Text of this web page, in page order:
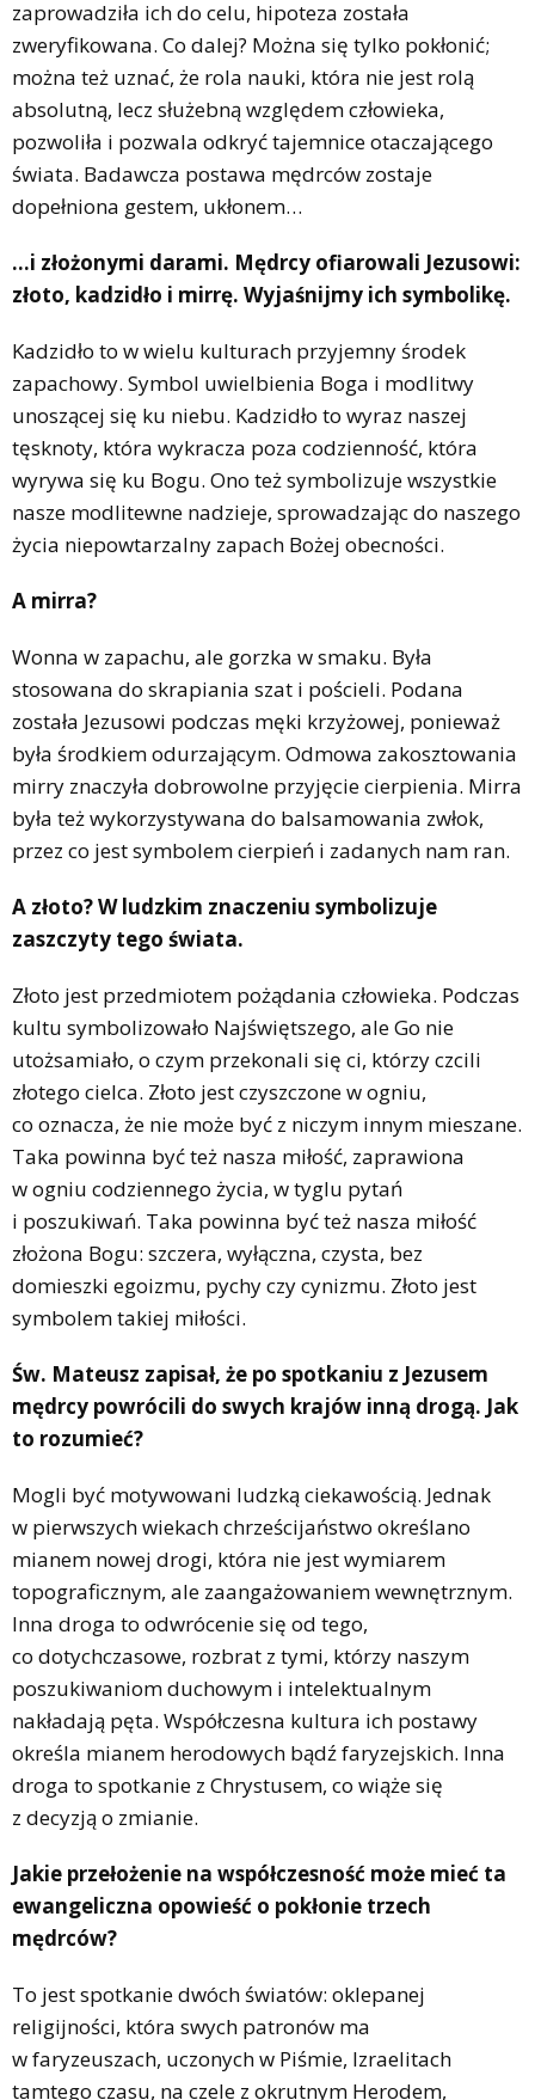
zaprowadziła ich do celu, hipoteza została
zweryfikowana. Co dalej? Można się tylko pokłonić;
można też uznać, że rola nauki, która nie jest rolą
absolutną, lecz służebną względem człowieka,
pozwoliła i pozwala odkryć tajemnice otaczającego
świata. Badawcza postawa mędrców zostaje
dopełniona gestem, ukłonem…
…i złożonymi darami. Mędrcy ofiarowali Jezusowi:
złoto, kadzidło i mirrę. Wyjaśnijmy ich symbolikę.
Kadzidło to w wielu kulturach przyjemny środek
zapachowy. Symbol uwielbienia Boga i modlitwy
unoszącej się ku niebu. Kadzidło to wyraz naszej
tęsknoty, która wykracza poza codzienność, która
wyrywa się ku Bogu. Ono też symbolizuje wszystkie
nasze modlitewne nadzieje, sprowadzając do naszego
życia niepowtarzalny zapach Bożej obecności.
A mirra?
Wonna w zapachu, ale gorzka w smaku. Była
stosowana do skrapiania szat i pościeli. Podana
została Jezusowi podczas męki krzyżowej, ponieważ
była środkiem odurzającym. Odmowa zakosztowania
mirry znaczyła dobrowolne przyjęcie cierpienia. Mirra
była też wykorzystywana do balsamowania zwłok,
przez co jest symbolem cierpień i zadanych nam ran.
A złoto? W ludzkim znaczeniu symbolizuje
zaszczyty tego świata.
Złoto jest przedmiotem pożądania człowieka. Podczas
kultu symbolizowało Najświętszego, ale Go nie
utożsamiało, o czym przekonali się ci, którzy czcili
złotego cielca. Złoto jest czyszczone w ogniu,
co oznacza, że nie może być z niczym innym mieszane.
Taka powinna być też nasza miłość, zaprawiona
w ogniu codziennego życia, w tyglu pytań
i poszukiwań. Taka powinna być też nasza miłość
złożona Bogu: szczera, wyłączna, czysta, bez
domieszki egoizmu, pychy czy cynizmu. Złoto jest
symbolem takiej miłości.
Św. Mateusz zapisał, że po spotkaniu z Jezusem
mędrcy powrócili do swych krajów inną drogą. Jak
to rozumieć?
Mogli być motywowani ludzką ciekawością. Jednak
w pierwszych wiekach chrześcijaństwo określano
mianem nowej drogi, która nie jest wymiarem
topograficznym, ale zaangażowaniem wewnętrznym.
Inna droga to odwrócenie się od tego,
co dotychczasowe, rozbrat z tymi, którzy naszym
poszukiwaniom duchowym i intelektualnym
nakładają pęta. Współczesna kultura ich postawy
określa mianem herodowych bądź faryzejskich. Inna
droga to spotkanie z Chrystusem, co wiąże się
z decyzją o zmianie.
Jakie przełożenie na współczesność może mieć ta
ewangeliczna opowieść o pokłonie trzech
mędrców?
To jest spotkanie dwóch światów: oklepanej
religijności, która swych patronów ma
w faryzeuszach, uczonych w Piśmie, Izraelitach
tamtego czasu, na czele z okrutnym Herodem,